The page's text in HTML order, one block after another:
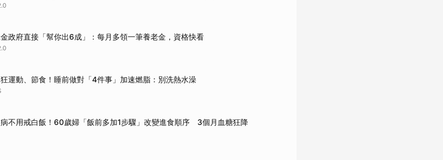
政府直接「幫你出6成」：每月多領一筆養老金，資格快看
運動、節食！睡前做對「4件事」加速燃脂：別洗熱水澡
不用戒白飯！60歲婦「飯前多加1步驟」改變進食順序 3個月血糖狂降